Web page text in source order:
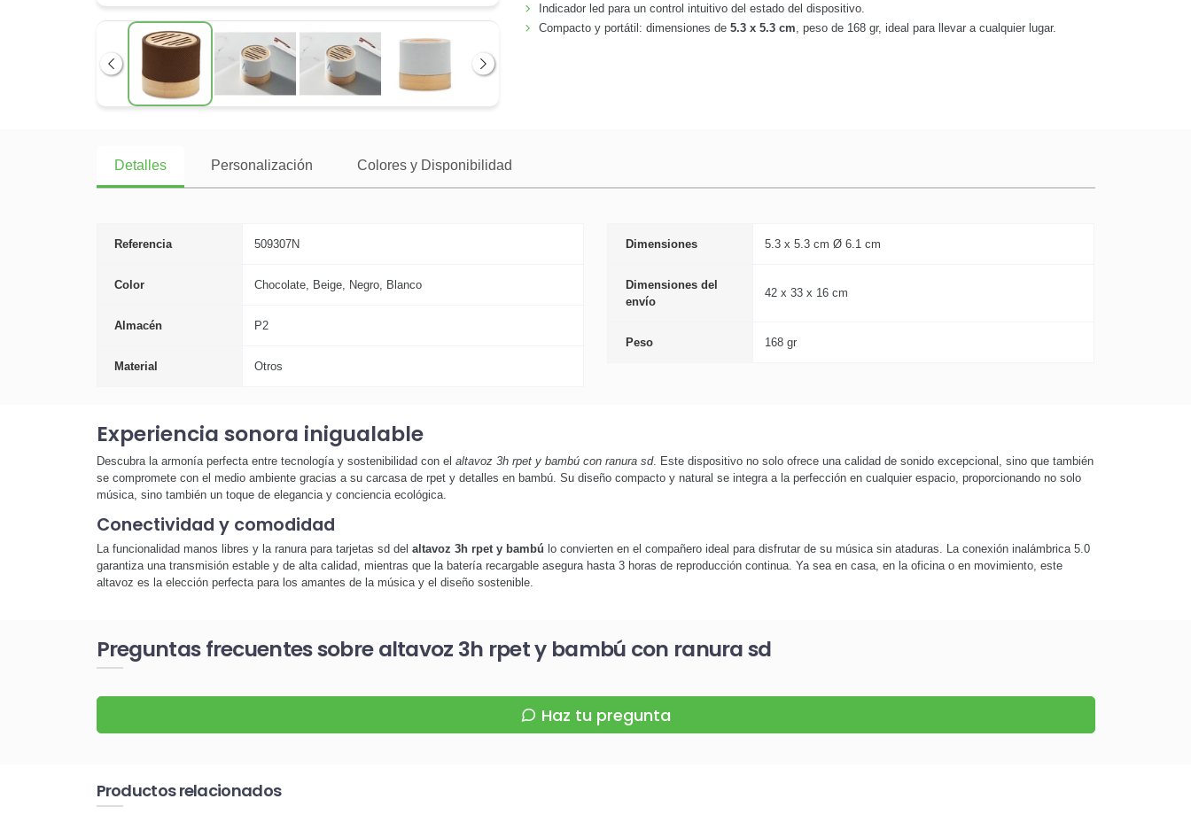
Anterior Siguiente
Indicador led para un control intuitivo del estado del dispositivo.
Compacto y portátil: dimensiones de5.3 x 5.3 cm, peso de 168 gr, ideal para llevar a cualquier lugar.
Detalles Personalización Colores y Disponibilidad
Referencia 509307N
Color Chocolate, Beige, Negro, Blanco
Almacén P2
Material Otros
Dimensiones 5.3 x 5.3 cm Ø 6.1 cm
Dimensiones del
envío
42 x 33 x 16 cm
Peso 168 gr
Experiencia sonora inigualable
Descubra la armonía perfecta entre tecnología y sostenibilidad con el altavoz 3h rpet y bambú con ranura sd. Este dispositivo no solo ofrece una calidad de sonido excepcional, sino que también
se compromete con el medio ambiente gracias a su carcasa de rpet y detalles en bambú. Su diseño compacto y natural se integra a la perfección en cualquier espacio, proporcionando no solo
música, sino también un toque de elegancia y conciencia ecológica.
Conectividad y comodidad
La funcionalidad manos libres y la ranura para tarjetas sd del altavoz 3h rpet y bambú lo convierten en el compañero ideal para disfrutar de su música sin ataduras. La conexión inalámbrica 5.0
garantiza una transmisión estable y de alta calidad, mientras que la batería recargable asegura hasta 3 horas de reproducción continua. Ya sea en casa, en la oficina o en movimiento, este
altavoz es la elección perfecta para los amantes de la música y el diseño sostenible.
Preguntas frecuentes sobre altavoz 3h rpet y bambú con ranura sd
Haz tu pregunta
Productos relacionados